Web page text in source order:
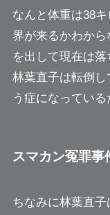
なんと体重は38
界が来るかわか
を出して現在は
林葉直子は転倒し
う症になっている
スマカン冤罪事
ちなみに林葉直